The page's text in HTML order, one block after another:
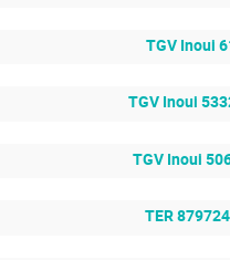
TGV Inoui
TGV Inoui
TGV Inoui
TER 879724